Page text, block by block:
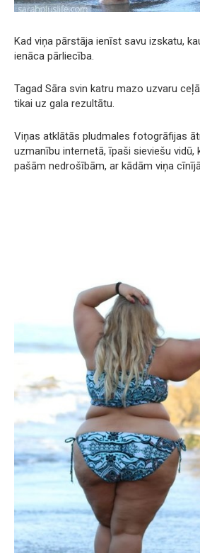
Kad viņa pārstāja ienīst savu izskatu,
ienāca pārliecība.
Tagad Sāra svin katru mazo uzvaru
tikai uz gala rezultātu.
Viņas atklātās pludmales fotogrāfijas
uzmanību internetā, īpaši sieviešu vidū,
pašām nedrošībām, ar kādām viņa